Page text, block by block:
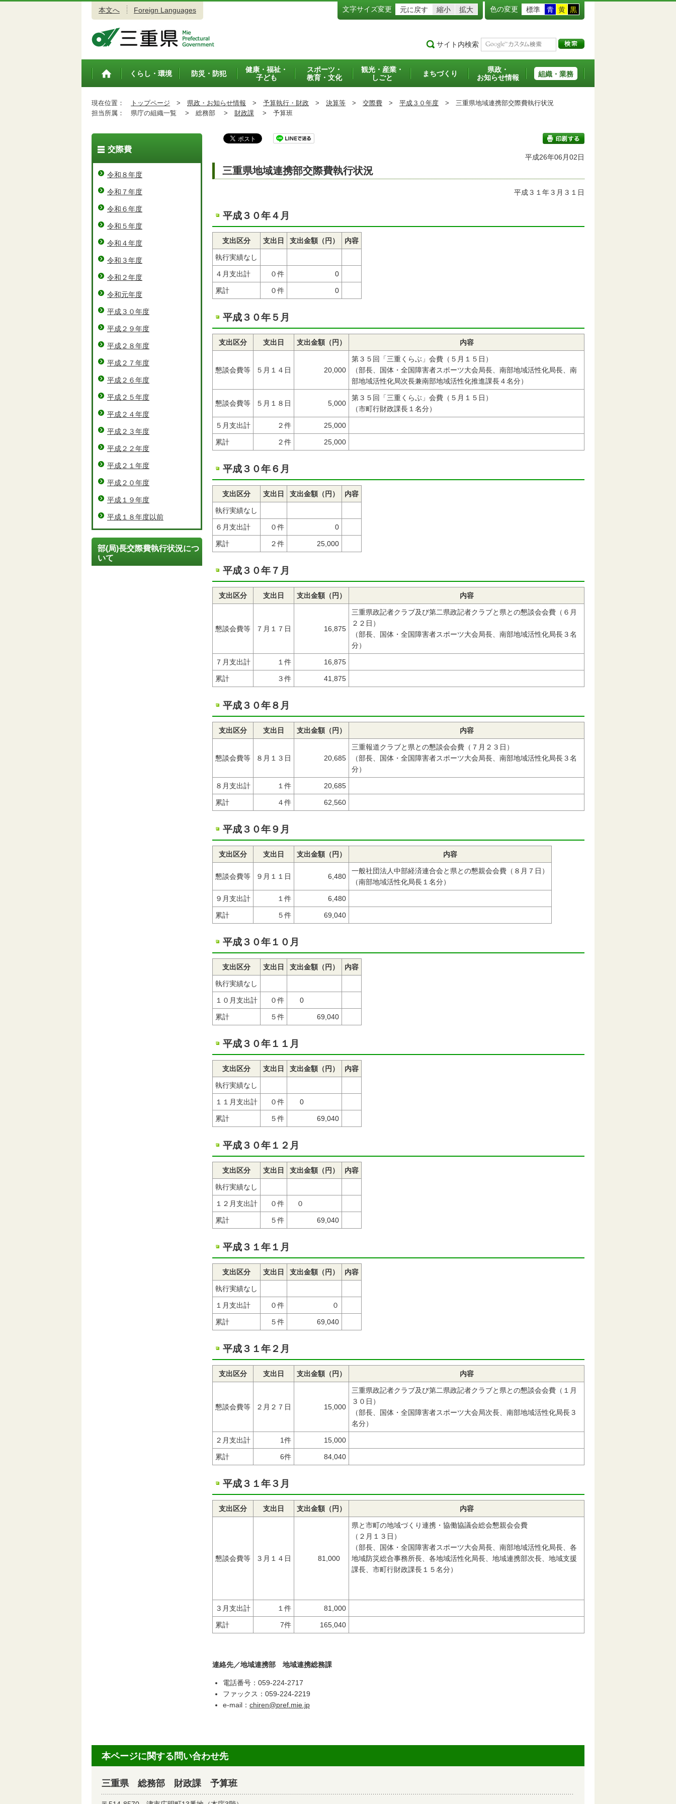
本文へ Foreign Languages 文字サイズ変更 元に戻す 縮小 拡大 色の変更 標準 青 黄 黒
サイト内検索
トップペ
くらし・環境 防災・防犯
健康・福祉・
子ども
スポーツ・
教育・文化
観光・産業・
しごと
まちづくり
県政・
お知らせ情報
組織・業務
現在位置： トップページ > 県政・お知らせ情報 > 予算執行・財政 > 決算等 > 交際費 > 平成３０年度 > 三重県地域連携部交際費執行状況
担当所属：
県庁の組織一覧 > 総務部 > 財政課 > 予算班
印刷する
平成26年06月02日
三重県地域連携部交際費執行状況
平成３１年３月３１日
平成３０年４月
支出区分 支出日 支出金額（円） 内容
執行実績なし
４月支出計 ０件 0
累計 ０件 0
平成３０年５月
支出区分 支出日 支出金額（円） 内容
懇談会費等 ５月１４日 20,000
第３５回「三重くらぶ」会費（５月１５日）
（部長、国体・全国障害者スポーツ大会局長、南部地域活性化局長、南
部地域活性化局次長兼南部地域活性化推進課長４名分）
懇談会費等 ５月１８日 5,000
第３５回「三重くらぶ」会費（５月１５日）
（市町行財政課長１名分）
５月支出計 ２件 25,000
累計 ２件 25,000
平成３０年６月
支出区分 支出日 支出金額（円） 内容
執行実績なし
６月支出計 ０件 0
累計 ２件 25,000
平成３０年７月
支出区分 支出日 支出金額（円） 内容
懇談会費等 ７月１７日 16,875
三重県政記者クラブ及び第二県政記者クラブと県との懇談会会費（６月
２２日）
（部長、国体・全国障害者スポーツ大会局長、南部地域活性化局長３名
分）
７月支出計 １件 16,875
累計 ３件 41,875
平成３０年８月
支出区分 支出日 支出金額（円） 内容
懇談会費等 ８月１３日 20,685
三重報道クラブと県との懇談会会費（７月２３日）
（部長、国体・全国障害者スポーツ大会局長、南部地域活性化局長３名
分）
８月支出計 １件 20,685
累計 ４件 62,560
平成３０年９月
支出区分 支出日 支出金額（円） 内容
懇談会費等 ９月１１日 6,480
一般社団法人中部経済連合会と県との懇親会会費（８月７日）
（南部地域活性化局長１名分）
９月支出計 １件 6,480
累計 ５件 69,040
平成３０年１０月
支出区分 支出日 支出金額（円） 内容
執行実績なし
１０月支出計 ０件 0
累計 ５件 69,040
平成３０年１１月
支出区分 支出日 支出金額（円） 内容
執行実績なし
１１月支出計 ０件 0
累計 ５件 69,040
平成３０年１２月
支出区分 支出日 支出金額（円） 内容
執行実績なし
１２月支出計 ０件 ０
累計 ５件 69,040
平成３１年１月
支出区分 支出日 支出金額（円） 内容
執行実績なし
１月支出計 ０件 ０
累計 ５件 69,040
平成３１年２月
支出区分 支出日 支出金額（円） 内容
懇談会費等 ２月２７日 15,000
三重県政記者クラブ及び第二県政記者クラブと県との懇談会会費（１月
３０日）
（部長、国体・全国障害者スポーツ大会局次長、南部地域活性化局長３
名分）
２月支出計 1件 15,000
累計 6件 84,040
平成３１年３月
支出区分 支出日 支出金額（円） 内容
懇談会費等 ３月１４日 81,000
県と市町の地域づくり連携・協働協議会総会懇親会会費
（２月１３日）
（部長、国体・全国障害者スポーツ大会局長、南部地域活性化局長、各
地域防災総合事務所長、各地域活性化局長、地域連携部次長、地域支援
課長、市町行財政課長１５名分）
３月支出計 １件 81,000
累計 7件 165,040
連絡先／地域連携部 地域連携総務課
電話番号：059-224-2717
ファックス：059-224-2219
e-mail： chiren@pref.mie.jp
交際費
令和８年度
令和７年度
令和６年度
令和５年度
令和４年度
令和３年度
令和２年度
令和元年度
平成３０年度
平成２９年度
平成２８年度
平成２７年度
平成２６年度
平成２５年度
平成２４年度
平成２３年度
平成２２年度
平成２１年度
平成２０年度
平成１９年度
平成１８年度以前
部(局)長交際費執行状況につ
いて
本ページに関する問い合わせ先
三重県 総務部 財政課 予算班